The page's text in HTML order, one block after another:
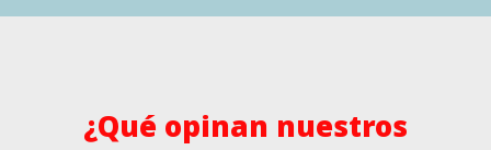
¿Qué opinan nuestros